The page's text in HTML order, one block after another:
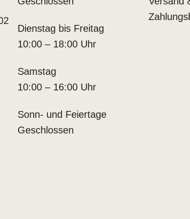
Dienstag bis Freitag
10:00 – 18:00 Uhr
Samstag
10:00 – 16:00 Uhr
Sonn- und Feiertage
Geschlossen